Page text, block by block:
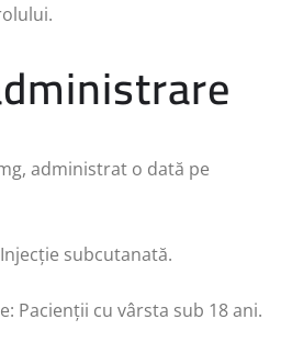
administrat o dată pe
subcutanată.
Pacienții cu vârsta sub 18 ani.